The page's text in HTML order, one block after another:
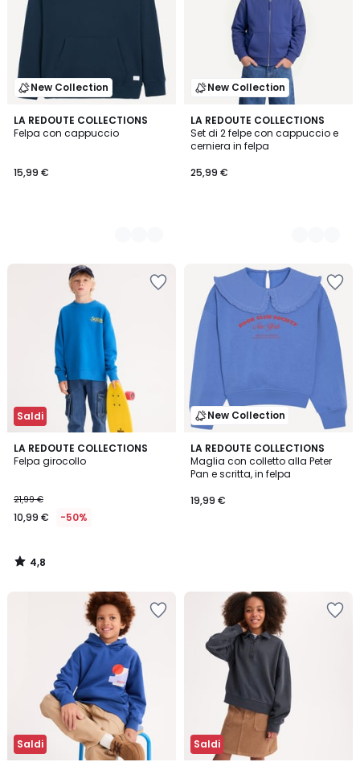
New Collection
LA REDOUTE COLLECTIONS
Felpa con cappuccio
15,99 €
5
Colori
New Collection
LA REDOUTE COLLECTIONS
Set di 2 felpe con cappuccio e
cerniera in felpa
25,99 €
2
Colori
Saldi
LA REDOUTE COLLECTIONS
Felpa girocollo
21,99 €
10,99 € -50%
4,8
/ 5
4,8
/
New Collection
LA REDOUTE COLLECTIONS
Maglia con colletto alla Peter
Pan e scritta, in felpa
19,99 €
Saldi Saldi